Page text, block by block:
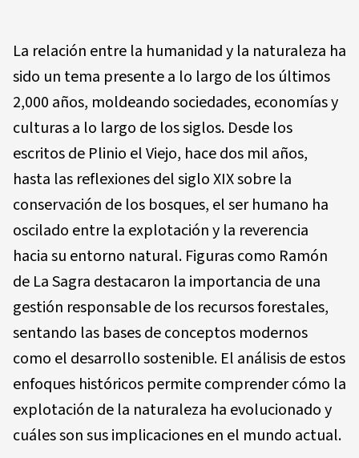
La relación entre la humanidad y la naturaleza ha
sido un tema presente a lo largo de los últimos
2,000 años, moldeando sociedades, economías y
culturas a lo largo de los siglos. Desde los
escritos de Plinio el Viejo, hace dos mil años,
hasta las reflexiones del siglo XIX sobre la
conservación de los bosques, el ser humano ha
oscilado entre la explotación y la reverencia
hacia su entorno natural. Figuras como Ramón
de La Sagra destacaron la importancia de una
gestión responsable de los recursos forestales,
sentando las bases de conceptos modernos
como el desarrollo sostenible. El análisis de estos
enfoques históricos permite comprender cómo la
explotación de la naturaleza ha evolucionado y
cuáles son sus implicaciones en el mundo actual.